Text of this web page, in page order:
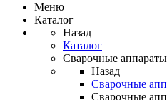
Меню
Каталог
Назад
Каталог
Сварочные
Назад
Сварочные
Сварочные